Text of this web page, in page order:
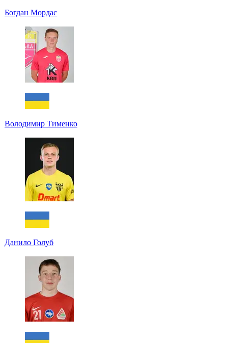
Богдан Мордас
Володимир Тименко
Данило Голуб